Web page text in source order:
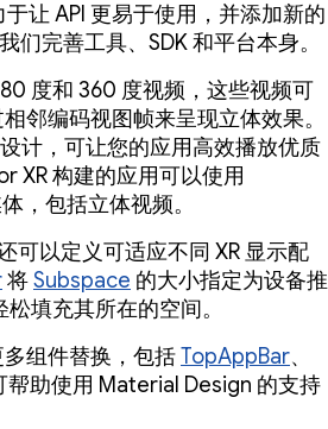
让 API 更易于使用，并添加新的
完善工具、SDK 和平台本身。
度和 360 度视频，这些视频可
邻编码视图帧来呈现立体效果。
计，可让您的应用高效播放优质
XR 构建的应用可以使用
，包括立体视频。
可以定义可适应不同 XR 显示配
将Subspace 的大小指定为设备推
填充其所在的空间。
组件替换，包括TopAppBar、
帮助使用 Material Design 的支持